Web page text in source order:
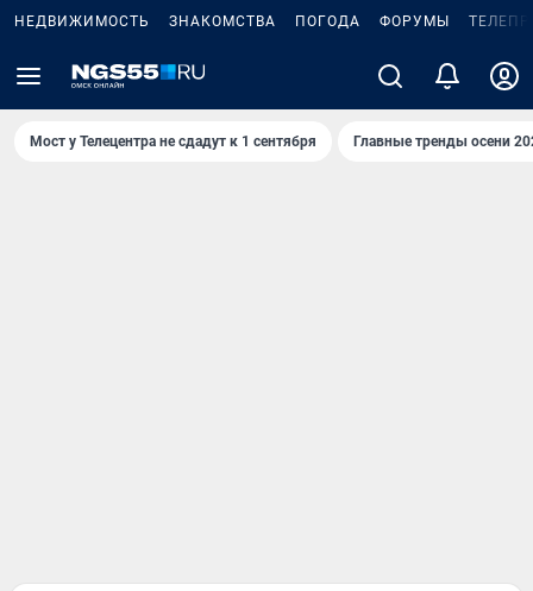
НЕДВИЖИМОСТЬ ЗНАКОМСТВА ПОГОДА ФОРУМЫ
Мост у Телецентра не сдадут к 1 сентября Главные тренды осени